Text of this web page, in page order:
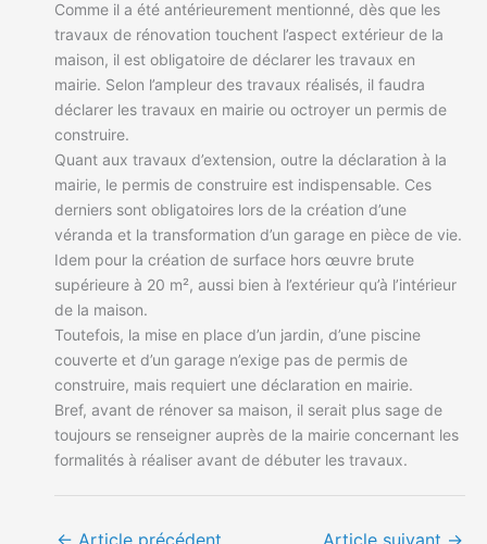
Comme il a été antérieurement mentionné, dès que les
travaux de rénovation touchent l’aspect extérieur de la
maison, il est obligatoire de déclarer les travaux en
mairie. Selon l’ampleur des travaux réalisés, il faudra
déclarer les travaux en mairie ou octroyer un permis de
construire.
Quant aux travaux d’extension, outre la déclaration à la
mairie, le permis de construire est indispensable. Ces
derniers sont obligatoires lors de la création d’une
véranda et la transformation d’un garage en pièce de vie.
Idem pour la création de surface hors œuvre brute
supérieure à 20 m², aussi bien à l’extérieur qu’à l’intérieur
de la maison.
Toutefois, la mise en place d’un jardin, d’une piscine
couverte et d’un garage n’exige pas de permis de
construire, mais requiert une déclaration en mairie.
Bref, avant de rénover sa maison, il serait plus sage de
toujours se renseigner auprès de la mairie concernant les
formalités à réaliser avant de débuter les travaux.